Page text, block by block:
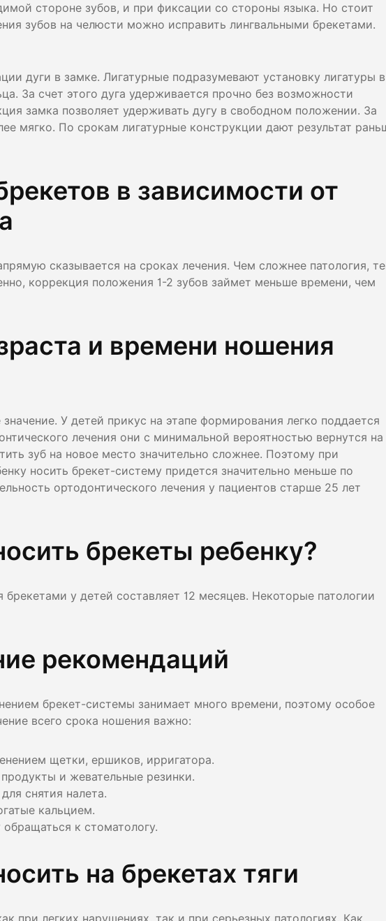
стороне зубов, и при фиксации со стороны языка. Но стоит
зубов на челюсти можно исправить лингвальными брекетами.
дуги в замке. Лигатурные подразумевают установку лигатуры в
За счет этого дуга удерживается прочно без возможности
замка позволяет удерживать дугу в свободном положении. За
мягко. По срокам лигатурные конструкции дают результат
в зависимости от
сказывается на сроках лечения. Чем сложнее патология,
коррекция положения 1-2 зубов займет меньше времени, чем
и времени ношения
У детей прикус на этапе формирования легко поддается
лечения они с минимальной вероятностью вернутся на
зуб на новое место значительно сложнее. Поэтому при
носить брекет-систему придется значительно меньше по
ортодонтического лечения у пациентов старше 25 лет
брекеты ребенку?
у детей составляет 12 месяцев. Некоторые патологии
рекомендаций
брекет-системы занимает много времени, поэтому особое
всего срока ношения важно:
щетки, ершиков, ирригатора.
и жевательные резинки.
снятия налета.
кальцием.
к стоматологу.
на брекетах тяги
при легких нарушениях, так и при серьезных патологиях. Как